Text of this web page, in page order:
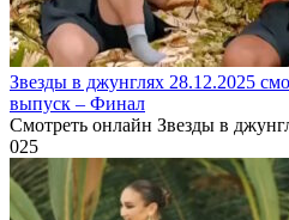
Звезды в джунглях 28.12.2025
выпуск – Финал
Смотреть онлайн Звезды в
025